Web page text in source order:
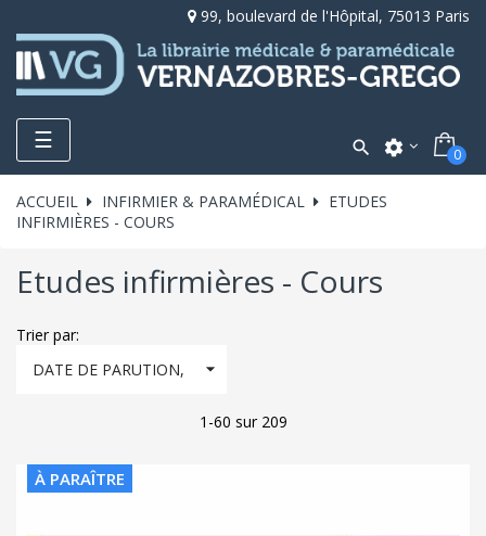
99, boulevard de l'Hôpital, 75013 Paris
Toggle
navigation
☰  settings 0
ACCUEIL INFIRMIER & PARAMÉDICAL
ETUDES
INFIRMIÈRES - COURS
Etudes infirmières - Cours
Trier par:
DATE DE PARUTION,

1-60 sur 209
À PARAÎTRE